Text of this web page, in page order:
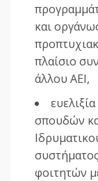
και
πλαίσιο
άλλου ΑΕΙ,
σπουδών
φοιτητών